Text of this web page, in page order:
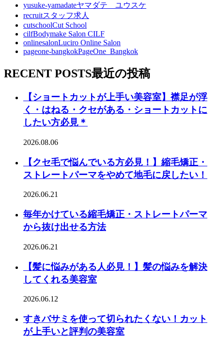
yusuke-yamadateヤマダテ ユウスケ
recruitスタッフ求人
cutschoolCut School
cilfBodymake Salon CILF
onlinesalonLuciro Online Salon
pageone-bangkokPageOne_Bangkok
RECENT POSTS最近の投稿
【ショートカットが上手い美容室】襟足が浮
く・はねる・クセがある・ショートカットに
したい方必見＊
2026.08.06
【クセ毛で悩んでいる方必見！】縮毛矯正・
ストレートパーマをやめて地毛に戻したい！
2026.06.21
毎年かけている縮毛矯正・ストレートパーマ
から抜け出せる方法
2026.06.21
【髪に悩みがある人必見！】髪の悩みを解決
してくれる美容室
2026.06.12
すきバサミを使って切られたくない！カット
が上手いと評判の美容室